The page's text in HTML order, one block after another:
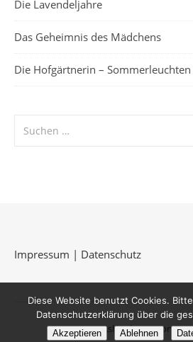
Die Lavendeljahre
Das Geheimnis des Mädchens
Die Hofgärtnerin – Sommerleuchten
Impressum | Datenschutz
Ashe Theme vonWP
Diese Website benutzt Cookies.
Datenschutzerklärung über die
Akzeptieren Ablehnen